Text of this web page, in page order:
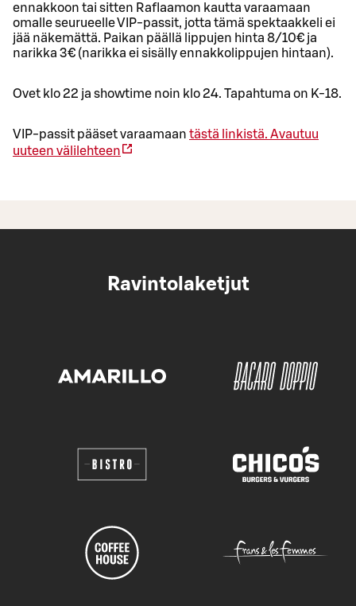
ennakkoon tai sitten Raflaamon kautta varaamaan
omalle seurueelle VIP-passit, jotta tämä spektaakkeli ei
jää näkemättä. Paikan päällä lippujen hinta 8/10€ ja
narikka 3€ (narikka ei sisälly ennakkolippujen hintaan).
Ovet klo 22 ja showtime noin klo 24. Tapahtuma on K-18.
VIP-passit pääset varaamaan tästä linkistä. Avautuu
uuteen välilehteen
Ravintolaketjut